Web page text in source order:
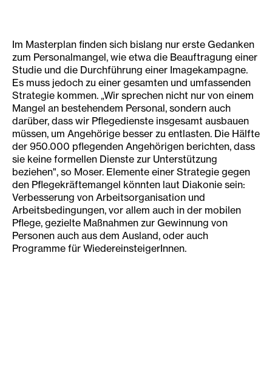
Im Masterplan finden sich bislang nur erste Gedanken
zum Personalmangel, wie etwa die Beauftragung einer
Studie und die Durchführung einer Imagekampagne.
Es muss jedoch zu einer gesamten und umfassenden
Strategie kommen. „Wir sprechen nicht nur von einem
Mangel an bestehendem Personal, sondern auch
darüber, dass wir Pflegedienste insgesamt ausbauen
müssen, um Angehörige besser zu entlasten. Die Hälfte
der 950.000 pflegenden Angehörigen berichten, dass
sie keine formellen Dienste zur Unterstützung
beziehen", so Moser. Elemente einer Strategie gegen
den Pflegekräftemangel könnten laut Diakonie sein:
Verbesserung von Arbeitsorganisation und
Arbeitsbedingungen, vor allem auch in der mobilen
Pflege, gezielte Maßnahmen zur Gewinnung von
Personen auch aus dem Ausland, oder auch
Programme für WiedereinsteigerInnen.